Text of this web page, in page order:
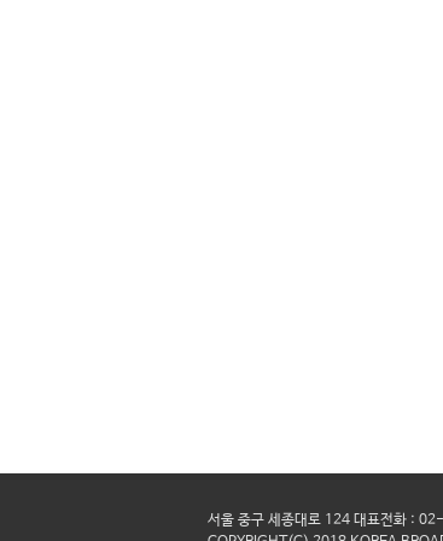
서울 중구 세종대로 124 대표전화 :